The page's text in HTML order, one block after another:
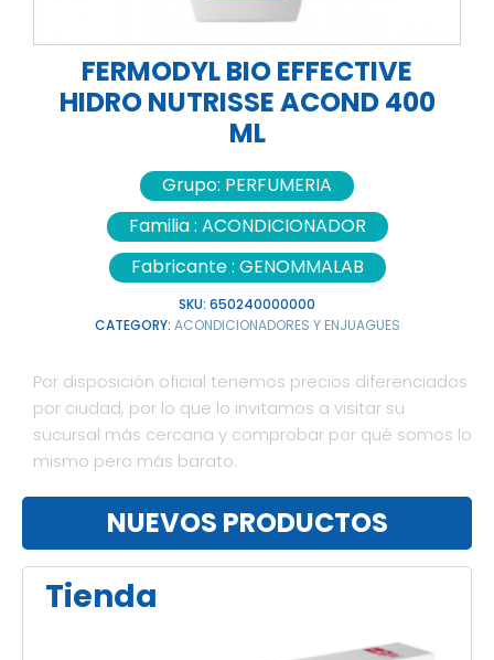
FERMODYL BIO EFFECTIVE
HIDRO NUTRISSE ACOND 400
ML
Grupo: PERFUMERIA
Familia : ACONDICIONADOR
Fabricante : GENOMMALAB
SKU: 650240000000
CATEGORY: ACONDICIONADORES Y ENJUAGUES
Por disposición oficial tenemos precios diferenciados
por ciudad, por lo que lo invitamos a visitar su
sucursal más cercana y comprobar por qué somos lo
mismo pero más barato.
NUEVOS PRODUCTOS
Tienda